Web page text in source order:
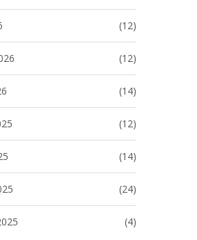
(12)
(12)
(14)
(12)
(14)
(24)
(4)